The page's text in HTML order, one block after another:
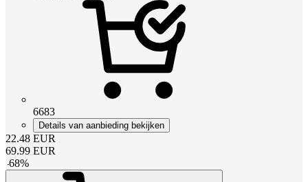
6683
Details van aanbieding bekijken
22.48 EUR
69.99 EUR
-68%